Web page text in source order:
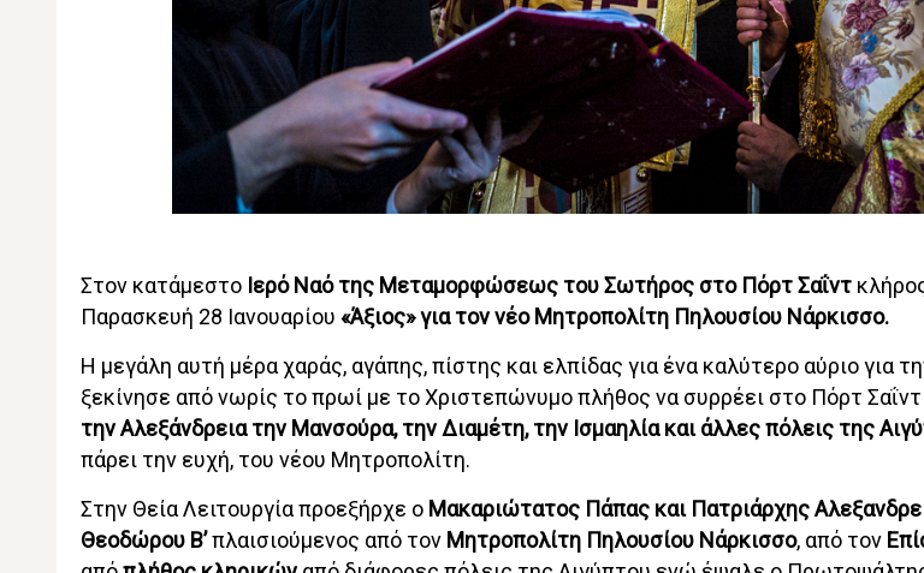
Στον κατάμεστο Ιερό Ναό της Μεταμορφώσεως του Σωτήρος στο Πόρτ Σαΐντ
Παρασκευή 28 Ιανουαρίου «Άξιος» για τον νέο Μητροπολίτη Πηλουσίου Νάρκισσο.
Η μεγάλη αυτή μέρα χαράς, αγάπης, πίστης και ελπίδας για ένα καλύτερο αύριο για
ξεκίνησε από νωρίς το πρωί με το Χριστεπώνυμο πλήθος να συρρέει στο Πόρτ
την Αλεξάνδρεια την Μανσούρα, την Διαμέτη, την Ισμαηλία και άλλες πόλεις της
πάρει την ευχή, του νέου Μητροπολίτη.
Στην Θεία Λειτουργία προεξήρχε ο Μακαριώτατος Πάπας και Πατριάρχης
Θεοδώρου Β’πλαισιούμενος από τον Μητροπολίτη Πηλουσίου Νάρκισσο, από τον